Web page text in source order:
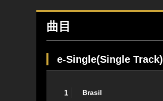
曲目
e-Single(Single Track)
1 Brasil